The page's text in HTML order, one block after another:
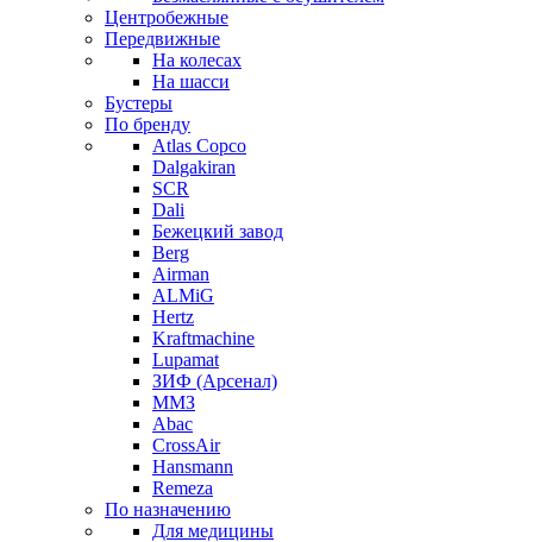
Центробежные
Передвижные
На колесах
На шасси
Бустеры
По бренду
Atlas Copco
Dalgakiran
SCR
Dali
Бежецкий завод
Berg
Airman
ALMiG
Hertz
Kraftmachine
Lupamat
ЗИФ (Арсенал)
ММЗ
Abac
CrossAir
Hansmann
Remeza
По назначению
Для медицины